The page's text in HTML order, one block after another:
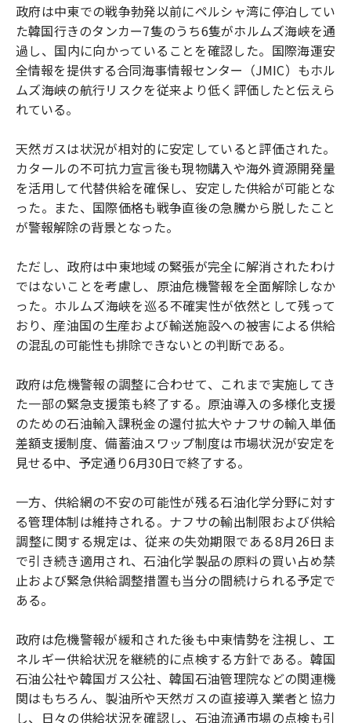
政府は中東での戦争勃発以前にペルシャ湾に停泊してい
た韓国行きのタンカー7隻のうち6隻がホルムズ海峡を通
過し、国内に向かっていることを確認した。国際海運安
全情報を提供する合同海事情報センター（JMIC）もホル
ムズ海峡の航行リスクを従来より低く評価したと伝えら
れている。
天然ガスは状況が相対的に安定していると評価された。
カタールの不可抗力宣言後も現物購入や海外資源開発量
を活用して代替供給を確保し、安定した供給が可能とな
った。また、国際価格も戦争直後の急騰から脱したこと
が警報解除の背景となった。
ただし、政府は中東地域の緊張が完全に解消されたわけ
ではないことを考慮し、原油危機警報を全面解除しなか
った。ホルムズ海峡を巡る不確実性が依然として残って
おり、産油国の生産および輸送施設への被害による供給
の混乱の可能性も排除できないとの判断である。
政府は危機警報の調整に合わせて、これまで実施してき
た一部の緊急支援策も終了する。原油導入の多様化支援
のための石油輸入課税金の還付拡大やナフサの輸入単価
差額支援制度、備蓄油スワップ制度は市場状況が安定を
見せる中、予定通り6月30日で終了する。
一方、供給網の不安の可能性が残る石油化学分野に対す
る管理体制は維持される。ナフサの輸出制限および供給
調整に関する規定は、従来の失効期限である8月26日ま
で引き続き適用され、石油化学製品の原料の買い占め禁
止および緊急供給調整措置も当分の間続けられる予定で
ある。
政府は危機警報が緩和された後も中東情勢を注視し、エ
ネルギー供給状況を継続的に点検する方針である。韓国
石油公社や韓国ガス公社、韓国石油管理院などの関連機
関はもちろん、製油所や天然ガスの直接導入業者と協力
し、日々の供給状況を確認し、石油流通市場の点検も引